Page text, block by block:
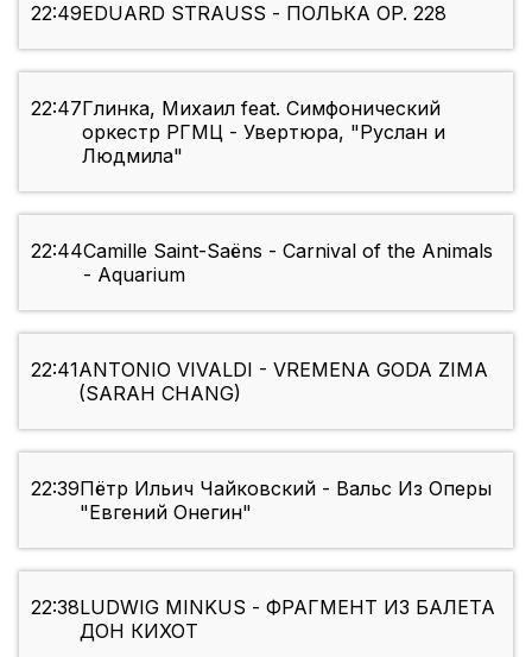
22:49EDUARD STRAUSS - ПОЛЬКА OP. 228
22:47Глинка, Михаил feat. Симфонический
оркестр РГМЦ - Увертюра, "Руслан и
Людмила"
22:44Camille Saint-Saëns - Carnival of the Animals
- Aquarium
22:41ANTONIO VIVALDI - VREMENA GODA ZIMA
(SARAH CHANG)
22:39Пётр Ильич Чайковский - Вальс Из Оперы
"Евгений Онегин"
22:38LUDWIG MINKUS - ФРАГМЕНТ ИЗ БАЛЕТА
ДОН КИХОТ